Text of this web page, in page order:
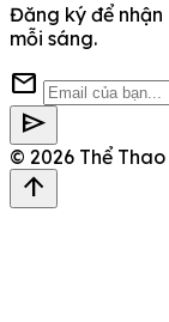
Đăng ký để
mỗi sáng.
mail
send
© 2026 Thể
arrow_upward